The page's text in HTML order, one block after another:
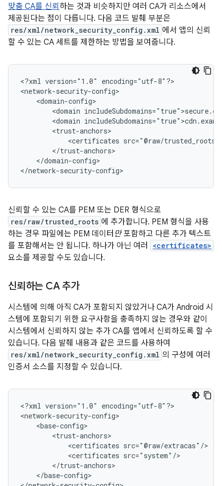
맞춤 CA를 신뢰 하는 것과 비슷하지만 여러 CA가 리소스에서
제공된다는 점이 다릅니다. 다음 코드 발췌 부분은
res/xml/network_security_config.xml 에서 앱의 신뢰
할 수 있는 CA 세트를 제한하는 방법을 보여줍니다.
<?xml version="1.0"
encoding="utf-8"?>
<domain
<domain
<certificates
</domain-config>
</network-security-config>
신뢰할 수 있는 CA를 PEM 또는 DER 형식으로
res/raw/trusted_roots 에 추가합니다. PEM 형식을 사용
하는 경우 파일에는 PEM 데이터 만포함하고 다른 추가 텍스트
를 포함해서는 안 됩니다. 하나가 아닌 여러
<certificates>
요소를 제공할 수도 있습니다.
신뢰하는 CA 추가
시스템에 의해 아직 CA가 포함되지 않았거나 CA가 Android 시
스템에 포함되기 위한 요구사항을 충족하지 않는 경우와 같이
시스템에서 신뢰하지 않는 추가 CA를 앱에서 신뢰하도록 할 수
있습니다. 다음 발췌 내용과 같은 코드를 사용하여
res/xml/network_security_config.xml 의 구성에 여러
인증서 소스를 지정할 수 있습니다.
<?xml version="1.0"
encoding="utf-8"?>
<certificates
<certificates
</base-config>